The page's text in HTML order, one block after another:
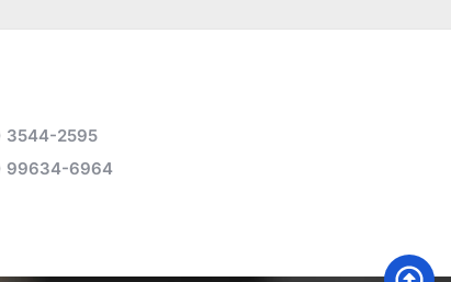
3544-2595
99634-6964